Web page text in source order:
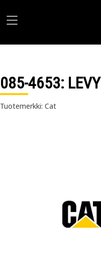
085-4653: LEVY
Tuotemerkki: Cat